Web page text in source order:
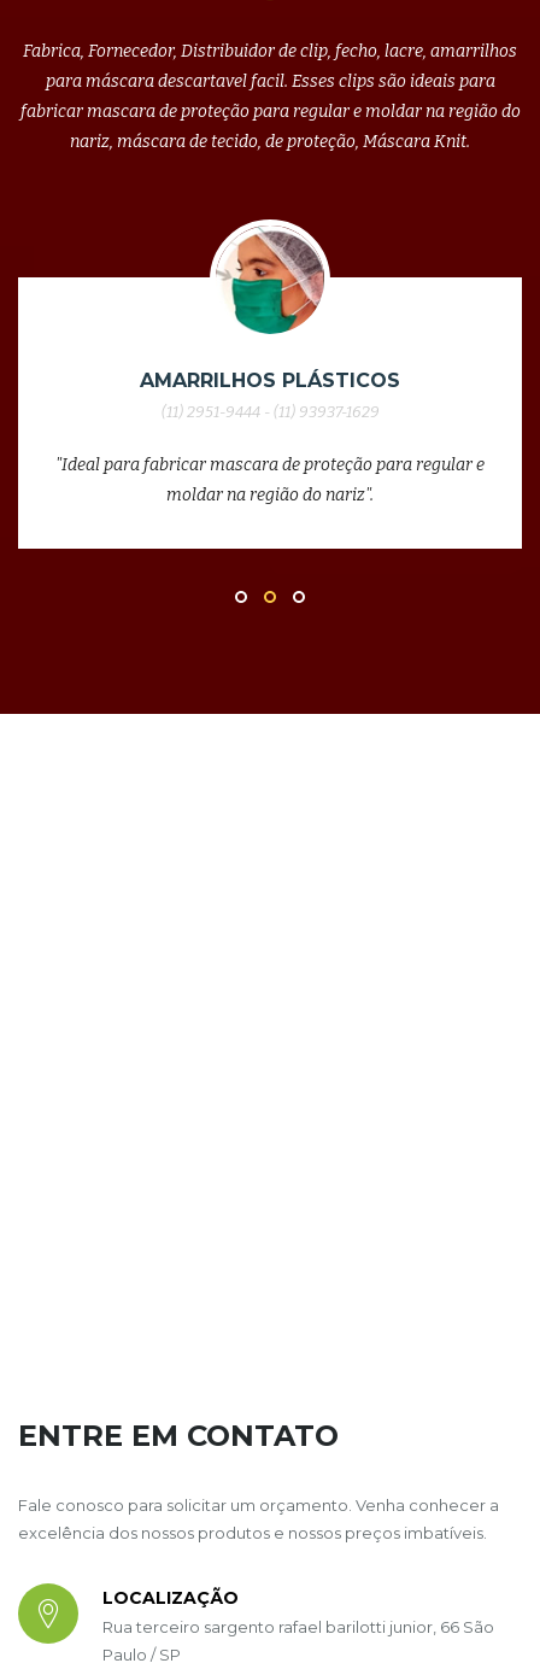
Fabrica, Fornecedor, Distribuidor de clip, fecho, lacre, amarrilhos
para máscara descartavel facil. Esses clips são ideais para
fabricar mascara de proteção para regular e moldar na região do
nariz, máscara de tecido, de proteção, Máscara Knit.
AMARRILHOS PLÁSTICOS
(11) 2951-9444 - (11) 93937-1629
"Ideal para fabricar mascara de proteção para regular e
moldar na região do nariz".
ENTRE EM CONTATO
Fale conosco para solicitar um orçamento. Venha conhecer a
excelência dos nossos produtos e nossos preços imbatíveis.
LOCALIZAÇÃO
Rua terceiro sargento rafael barilotti junior, 66 São
Paulo / SP